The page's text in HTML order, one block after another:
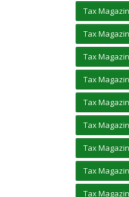
Tax
Tax
Tax
Tax
Tax
Tax
Tax
Tax
Tax